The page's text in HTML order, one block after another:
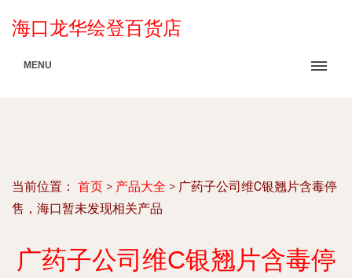
海口龙华绘登百货店
MENU
当前位置： 首页 > 产品大全 > 广药子公司维C银翘片含毒停
售，海口暂未发现相关产品
广药子公司维C银翘片含毒停